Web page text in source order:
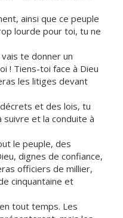
ainsi que ce peuple
lourde pour toi, tu ne
te donner un
! Tiens-toi face à Dieu
les litiges devant
et des lois, tu
suivre et la conduite à
le peuple, des
dignes de confiance,
officiers de millier,
cinquantaine et
tout temps. Les